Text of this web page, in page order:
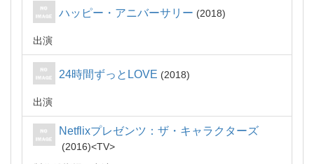
ハッピー・アニバーサリー 2018
出演
24時間ずっとLOVE 2018
出演
Netflixプレゼンツ：ザ・キャラクターズ
2016
TV